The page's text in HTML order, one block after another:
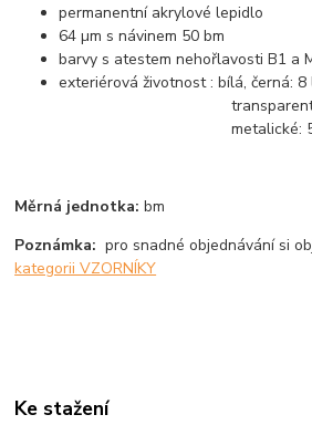
permanentní akrylové lepidlo
64 µm s návinem 50 bm
barvy s atestem nehořlavosti B1 a
exteriérová životnost : bílá, černá:
transparent,
metalické: 5
Měrná jednotka: bm
Poznámka: pro snadné objednávání si
kategorii VZORNÍKY
Ke stažení